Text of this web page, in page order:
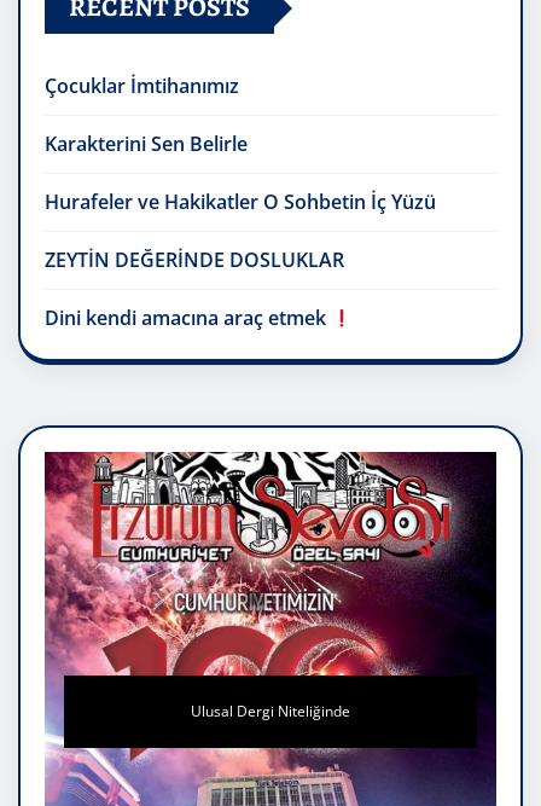
RECENT POSTS
Çocuklar İmtihanımız
Karakterini Sen Belirle
Hurafeler ve Hakikatler O Sohbetin İç Yüzü
ZEYTİN DEĞERİNDE DOSLUKLAR
Dini kendi amacına araç etmek
Ulusal Dergi Niteliğinde